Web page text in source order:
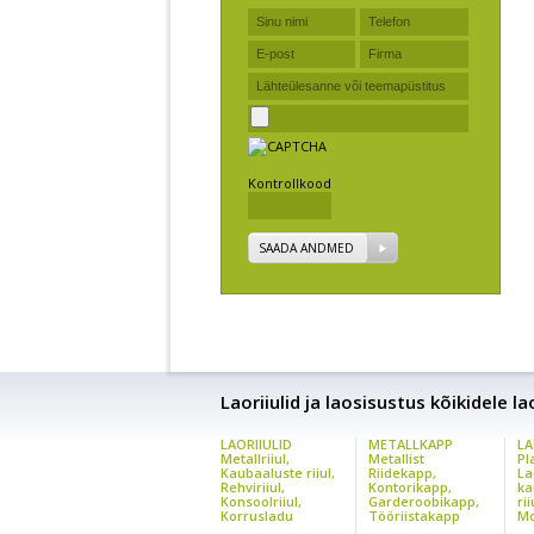
Kontrollkood
SAADA ANDMED
Laoriiulid ja laosisustus kõikidele
LAORIIULID
Metallriiul,
Kaubaaluste riiul,
Rehviriiul,
Konsoolriiul,
Korrusladu
METALLKAPP
Metallist
Riidekapp,
Kontorikapp,
Garderoobikapp,
Tööriistakapp